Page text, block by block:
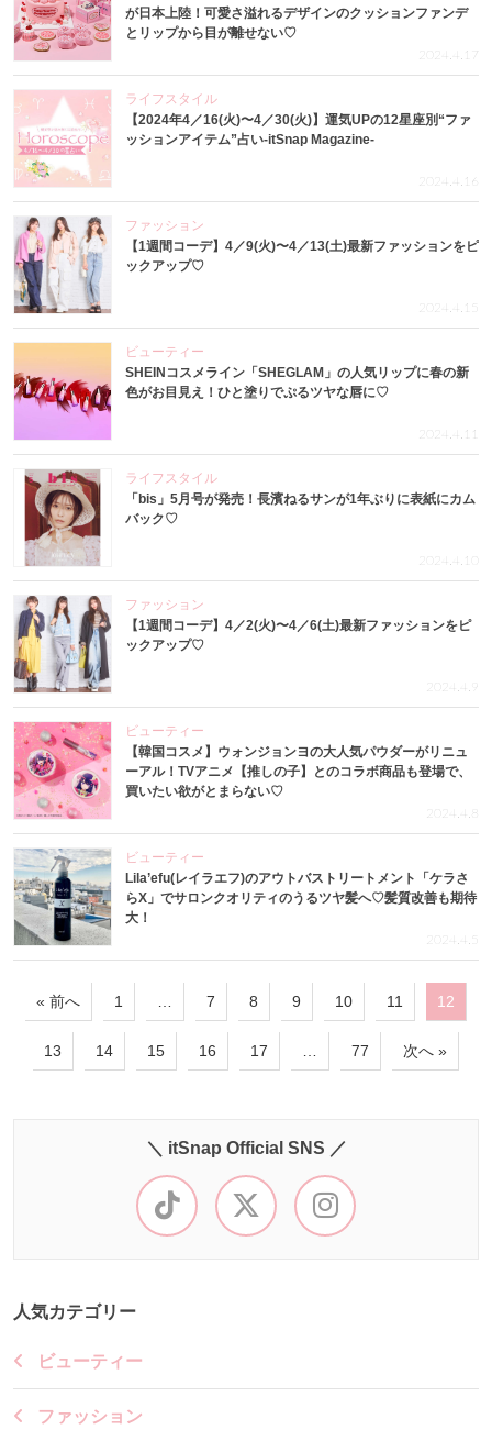
が日本上陸！可愛さ溢れるデザインのクッションファンデ
とリップから目が離せない♡
2024.4.17
ライフスタイル
【2024年4／16(火)〜4／30(火)】運気UPの12星座別“ファ
ッションアイテム”占い-itSnap Magazine-
2024.4.16
ファッション
【1週間コーデ】4／9(火)〜4／13(土)最新ファッションをピ
ックアップ♡
2024.4.15
ビューティー
SHEINコスメライン「SHEGLAM」の人気リップに春の新
色がお目見え！ひと塗りでぷるツヤな唇に♡
2024.4.11
ライフスタイル
「bis」5月号が発売！長濱ねるサンが1年ぶりに表紙にカム
バック♡
2024.4.10
ファッション
【1週間コーデ】4／2(火)〜4／6(土)最新ファッションをピ
ックアップ♡
2024.4.9
ビューティー
【韓国コスメ】ウォンジョンヨの大人気パウダーがリニュ
ーアル！TVアニメ【推しの子】とのコラボ商品も登場で、
買いたい欲がとまらない♡
2024.4.8
ビューティー
Lila’efu(レイラエフ)のアウトバストリートメント「ケラさ
らX」でサロンクオリティのうるツヤ髪へ♡髪質改善も期待
大！
2024.4.5
« 前へ 1 7 8 9 10 11 12
13 14 15 16 17 77 次へ »
＼ itSnap Official SNS ／
人気カテゴリー
ビューティー
ファッション